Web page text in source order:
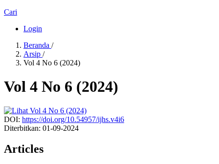
Cari
Login
Beranda /
Arsip /
Vol 4 No 6 (2024)
Vol 4 No 6 (2024)
DOI: https://doi.org/10.54957/ijhs.v4i6
Diterbitkan: 01-09-2024
Articles